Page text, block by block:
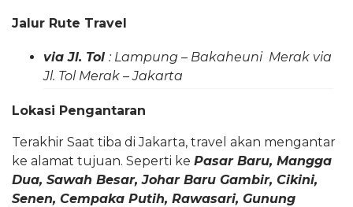
Jalur Rute Travel
via Jl. Tol : Lampung – Bakaheuni Merak via
Jl. Tol Merak – Jakarta
Lokasi Pengantaran
Terakhir Saat tiba di Jakarta, travel akan mengantar
ke alamat tujuan. Seperti ke Pasar Baru, Mangga
Dua, Sawah Besar, Johar Baru Gambir, Cikini,
Senen, Cempaka Putih, Rawasari, Gunung